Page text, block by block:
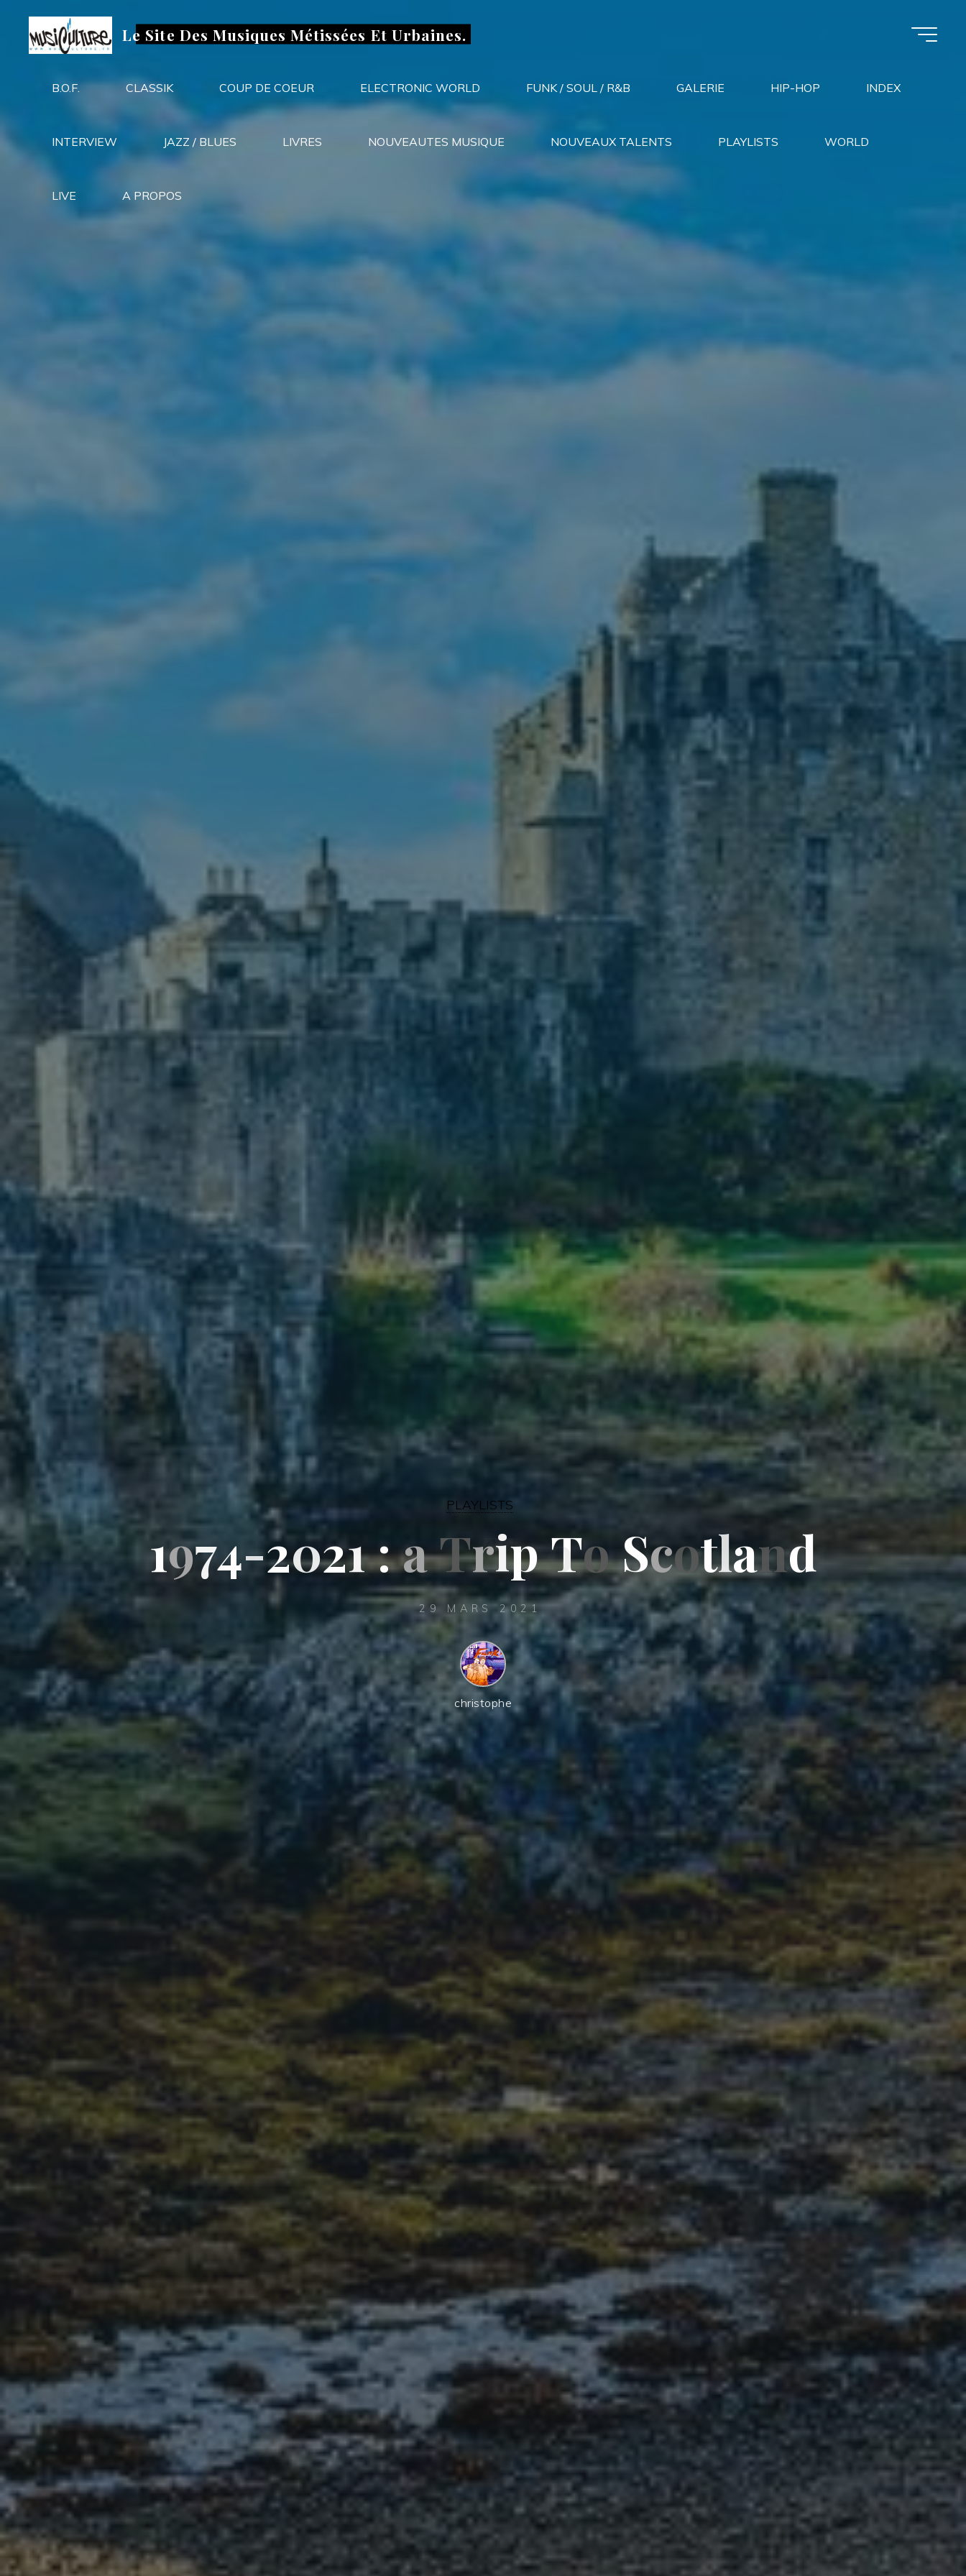
contenu
Le Site Des Musiques Métissées Et Urbaines.
B.O.F. CLASSIK COUP DE COEUR ELECTRONIC WORLD FUNK / SOUL / R&B GALERIE HIP-HOP INDEX
INTERVIEW JAZZ / BLUES LIVRES NOUVEAUTES MUSIQUE NOUVEAUX TALENTS PLAYLISTS WORLD
LIVE A PROPOS
PLAYLISTS
19774-2021:aTriipToSS
cotland
d
29 MARS 2021
christophe